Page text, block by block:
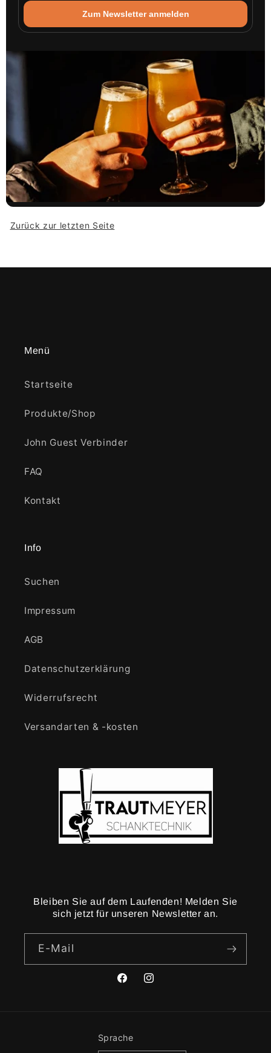
Zum Newsletter anmelden
Zurück zur letzten Seite
Menü
Startseite
Produkte/Shop
John Guest Verbinder
FAQ
Kontakt
Info
Suchen
Impressum
AGB
Datenschutzerklärung
Widerrufsrecht
Versandarten & -kosten
Bleiben Sie auf dem Laufenden! Melden Sie
sich jetzt für unseren Newsletter an.
E-Mail
FacebookInstagram
Sprache